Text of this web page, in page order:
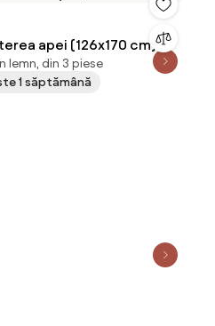
apei (126x170 cm)
lemn, din 3 piese
1 săptămână